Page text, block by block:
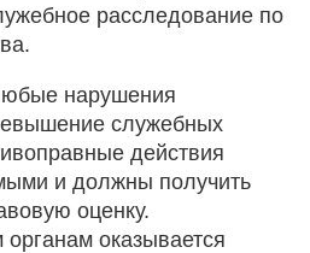
расследование по
нарушения
служебных
действия
и должны получить
оценку.
оказывается